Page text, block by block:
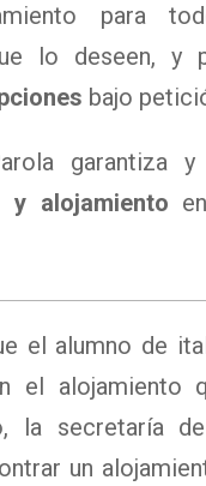
para
lo deseen, y
bajo
garantiza y
y alojamiento
el alumno de
el alojamiento
la secretaría
un